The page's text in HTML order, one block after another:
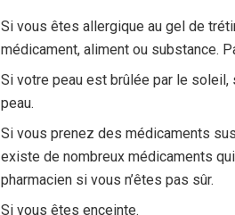
Si vous êtes allergique au gel de
médicament, aliment ou substance.
Si votre peau est brûlée par le
peau.
Si vous prenez des médicaments
existe de nombreux médicaments
pharmacien si vous n’êtes pas sûr.
Si vous êtes enceinte.